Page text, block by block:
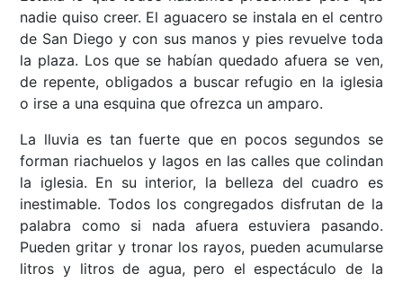
nadie quiso creer. El aguacero se instala en el centro
de San Diego y con sus manos y pies revuelve toda
la plaza. Los que se habían quedado afuera se ven,
de repente, obligados a buscar refugio en la iglesia
o irse a una esquina que ofrezca un amparo.
La lluvia es tan fuerte que en pocos segundos se
forman riachuelos y lagos en las calles que colindan
la iglesia. En su interior, la belleza del cuadro es
inestimable. Todos los congregados disfrutan de la
palabra como si nada afuera estuviera pasando.
Pueden gritar y tronar los rayos, pueden acumularse
litros y litros de agua, pero el espectáculo de la